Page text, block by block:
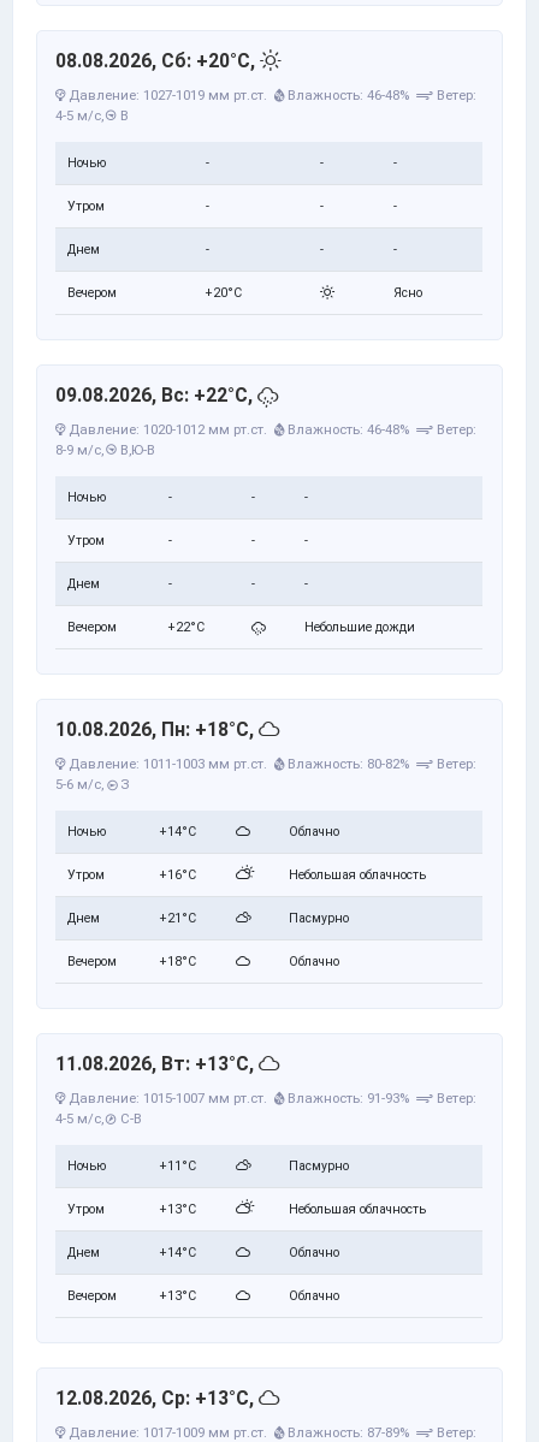
08.08.2026, Сб: +20°C,
Давление: 1027-1019 мм рт.ст. Влажность: 46-48%
Ветер:
4-5 м/с,
В
Ночью - - -
Утром - - -
Днем - - -
Вечером +20°C Ясно
09.08.2026, Вс: +22°C,
Давление: 1020-1012 мм рт.ст. Влажность: 46-48%
Ветер:
8-9 м/с,
В,Ю-В
Ночью - - -
Утром - - -
Днем - - -
Вечером +22°C Небольшие дожди
10.08.2026, Пн: +18°C,
Давление: 1011-1003 мм рт.ст. Влажность: 80-82%
Ветер:
5-6 м/с, З
Ночью +14°C Облачно
Утром +16°C Небольшая облачность
Днем +21°C Пасмурно
Вечером +18°C Облачно
11.08.2026, Вт: +13°C,
Давление: 1015-1007 мм рт.ст. Влажность: 91-93%
Ветер:
4-5 м/с,
С-В
Ночью +11°C Пасмурно
Утром +13°C Небольшая облачность
Днем +14°C Облачно
Вечером +13°C Облачно
12.08.2026, Ср: +13°C,
Давление: 1017-1009 мм рт.ст. Влажность: 87-89%
Ветер: